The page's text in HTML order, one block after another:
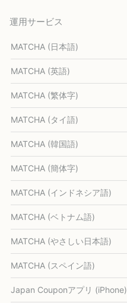
運用サービス
MATCHA (日本語)
MATCHA (英語)
MATCHA (繁体字)
MATCHA (タイ語)
MATCHA (韓国語)
MATCHA (簡体字)
MATCHA (インドネシア語)
MATCHA (ベトナム語)
MATCHA (やさしい日本語)
MATCHA (スペイン語)
Japan Couponアプリ (iPhone)